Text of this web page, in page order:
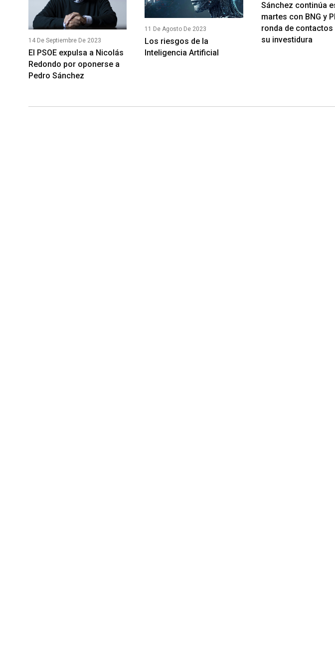
14 De Septiembre De 2023
El PSOE expulsa a Nicolás
Redondo por oponerse a
Pedro Sánchez
11 De Agosto De 2023
Los riesgos de la
Inteligencia Artificial
Sánchez continúa
martes con BNG y
ronda de contactos
su investidura